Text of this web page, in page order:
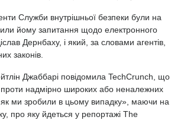
Служби внутрішньої безпеки були на
йому запитання щодо електронного
Дернбаху, і який, за словами агентів,
законів.
Джаббарі повідомила TechCrunch, що
проти надмірно широких або неналежних
ми зробили в цьому випадку», маючи на
про яку йдеться у репортажі The